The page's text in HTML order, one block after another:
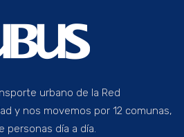
urbano de la Red
y nos movemos por 12 comunas,
personas día a día.